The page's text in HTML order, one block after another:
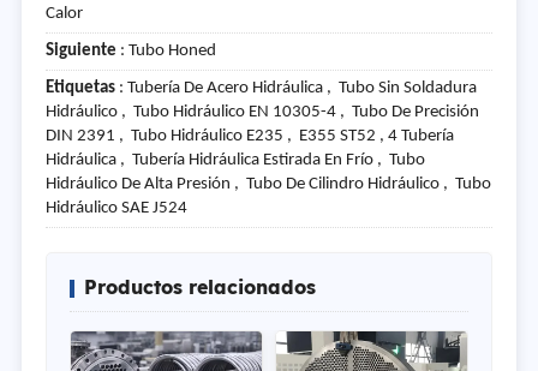
Calor
Siguiente : Tubo Honed
Etiquetas: Tubería De Acero Hidráulica , Tubo Sin Soldadura
Hidráulico , Tubo Hidráulico EN 10305-4 , Tubo De Precisión
DIN 2391 , Tubo Hidráulico E235 , E355 ST52 , 4 Tubería
Hidráulica , Tubería Hidráulica Estirada En Frío , Tubo
Hidráulico De Alta Presión , Tubo De Cilindro Hidráulico , Tubo
Hidráulico SAE J524
Productos relacionados